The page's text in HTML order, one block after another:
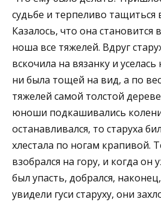
судьбе и терпеливо тащиться
Казалось, что она становится
ноша все тяжелей. Вдруг
вскочила на вязанку и
ни была тощей на вид, а по
тяжелей самой толстой
юноши подкашивались
останавливался, то старуха
хлестала по ногам крапивой.
взобрался на гору, и когда он
был упасть, добрался,
увидели гуси старуху, они